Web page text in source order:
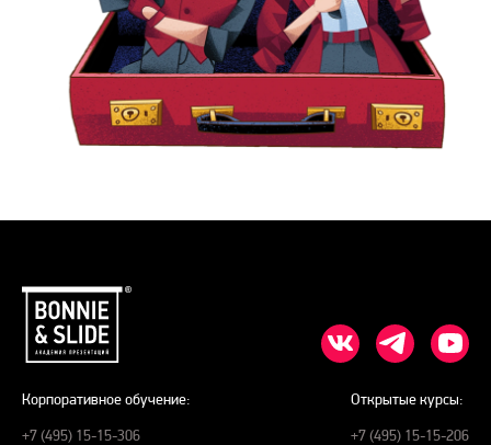
Корпоративное обучение:
+7 (495) 15-15-306
Открытые курсы:
+7 (495) 15-15-206